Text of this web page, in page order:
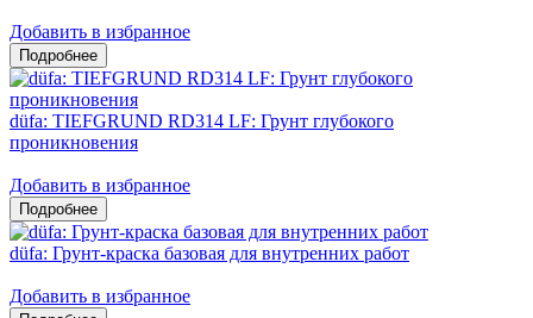
Добавить в избранное
düfa: TIEFGRUND RD314 LF: Грунт глубокого
проникновения
Добавить в избранное
düfa: Грунт-краска базовая для внутренних работ
Добавить в избранное